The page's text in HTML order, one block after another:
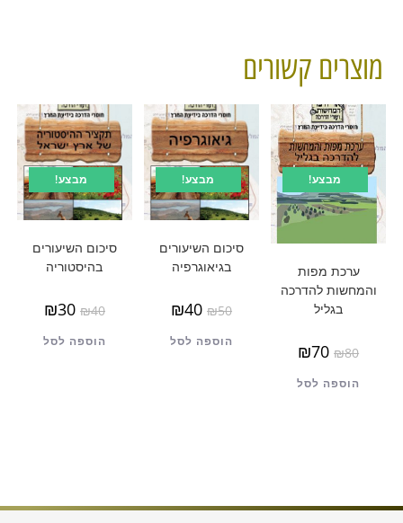
מוצרים קשורים
מבצע!
ערכת מפות
והמחשות להדרכה
בגליל
₪80
₪70
הוספה לסל
מבצע!
סיכום השיעורים
בגיאוגרפיה
₪50
₪40
הוספה לסל
מבצע!
סיכום השיעורים
בהיסטוריה
₪40
₪30
הוספה לסל